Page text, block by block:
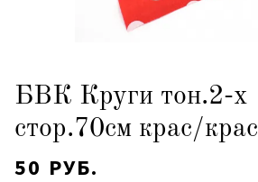
БВК Круги тон.2-х
стор.70см крас/крас
50 РУБ.